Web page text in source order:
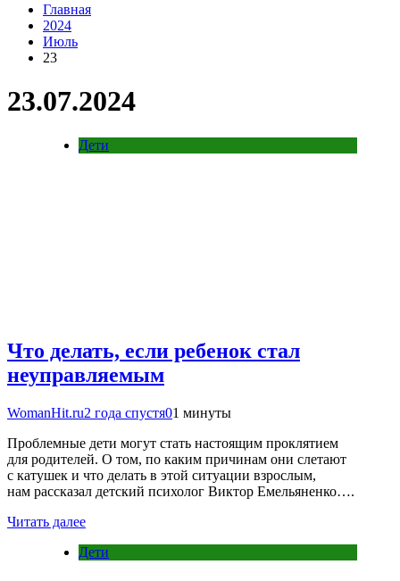
Главная
2024
Июль
23
23.07.2024
Дети
Что делать, если ребенок стал
неуправляемым
WomanHit.ru2 года спустя01 минуты
Проблемные дети могут стать настоящим проклятием
для родителей. О том, по каким причинам они слетают
с катушек и что делать в этой ситуации взрослым,
нам рассказал детский психолог Виктор Емельяненко….
Читать далее
Дети